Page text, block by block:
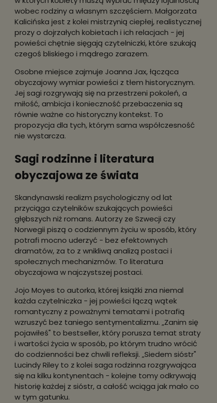
wobec rodziny a własnym szczęściem. Małgorzata
Kalicińska jest z kolei mistrzynią ciepłej, realistycznej
prozy o dojrzałych kobietach i ich relacjach - jej
powieści chętnie sięgają czytelniczki, które szukają
czegoś bliskiego i mądrego zarazem.
Osobne miejsce zajmuje Joanna Jax, łącząca
obyczajowy wymiar powieści z tłem historycznym.
Jej sagi rozgrywają się na przestrzeni pokoleń, a
miłość, ambicja i konieczność przebaczenia są
równie ważne co historyczny kontekst. To
propozycja dla tych, którym sama współczesność
nie wystarcza.
Sagi rodzinne i literatura
obyczajowa ze świata
Skandynawski realizm psychologiczny od lat
przyciąga czytelników szukających powieści
głębszych niż romans. Autorzy ze Szwecji czy
Norwegii piszą o codziennym życiu w sposób, który
potrafi mocno uderzyć - bez efektownych
dramatów, za to z wnikliwą analizą postaci i
społecznych mechanizmów. To literatura
obyczajowa w najczystszej postaci.
Jojo Moyes to autorka, której książki zna niemal
każda czytelniczka - jej powieści łączą wątek
romantyczny z poważnymi tematami i potrafią
wzruszyć bez taniego sentymentalizmu. „Zanim się
pojawiłeś" to bestseller, który porusza temat straty
i wartości życia w sposób, po którym trudno wrócić
do codzienności bez chwili refleksji. „Siedem sióstr"
Lucindy Riley to z kolei saga rodzinna rozgrywająca
się na kilku kontynentach - kolejne tomy odkrywają
historię każdej z sióstr, a całość wciąga jak mało co
w tym gatunku.